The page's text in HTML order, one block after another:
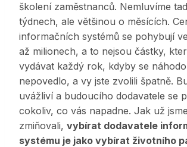
školení zaměstnanců. Nemluvíme
týdnech, ale většinou o měsících.
informačních systémů se pohybují
až milionech, a to nejsou částky,
vydávat každý rok, kdyby se
nepovedlo, a vy jste zvolili špatně.
uvážliví a budoucího dodavatele se
cokoliv, co vás napadne. Jak už jsme
zmiňovali, vybírat dodavatele
systému je jako vybírat životního